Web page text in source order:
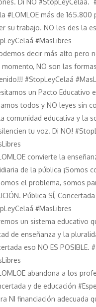
Di NO #StopLeyCelaá.
#LOMLOE más de
su trabajo. NO les des la
#MasLibres
decir más alto pero
momento, NO son las
#StopLeyCelaá
un Pacto Educativo
todos y NO leyes sin
comunidad educativa y la
tu voz. Di NO!
convierte la
de la pública ¡Somos
el problema, somos
Pública SÍ, Concertada
#MasLibres
un sistema educativo
de enseñanza y la
eso NO ES POSIBLE.
abandona a los
y de educación
NI financiación adecuada